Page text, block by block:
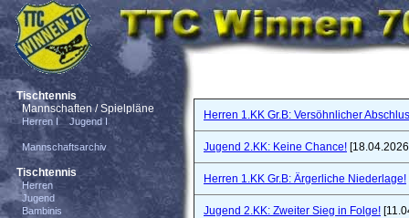
Tischtennis
Mannschaften / Spielpläne
Herren I Jugend I
Mannschaftsarchiv
Tischtennis
Herren
Jugend
Bambinis
Herren 1.KK Gr.B: Versöhnlicher
Jugend 2.KK: Keine Chance!
Herren 1.KK Gr.B: Ärgerliche Niederlage!
Jugend 2.KK: Zweiter Sieg in Folge!